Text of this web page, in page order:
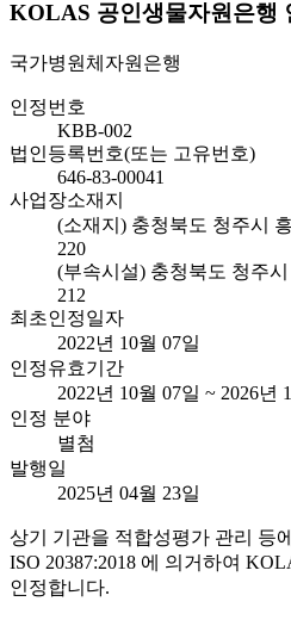
KOLAS 공인생물자원은행
국가병원체자원은행
인정번호
KBB-002
법인등록번호(또는 고유번호)
646-83-00041
사업장소재지
(소재지) 충청북도 청주시
220
(부속시설) 충청북도 청주
212
최초인정일자
2022년 10월 07일
인정유효기간
2022년 10월 07일 ~ 2026년
인정 분야
별첨
발행일
2025년 04월 23일
상기 기관을 적합성평가 관리 등
ISO 20387:2018 에 의거하여
인정합니다.